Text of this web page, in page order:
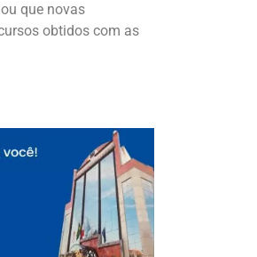
que novas
obtidos com as